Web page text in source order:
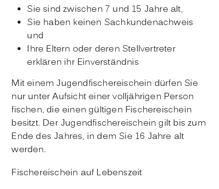
Sie sind zwischen 7 und 15 Jahre alt,
Sie haben keinen Sachkundenachweis
und
Ihre Eltern oder deren Stellvertreter
erklären ihr Einverständnis
Mit einem Jugendfischereischein dürfen Sie
nur unter Aufsicht einer volljährigen Person
fischen, die einen gültigen Fischereischein
besitzt. Der Jugendfischereischein gilt bis zum
Ende des Jahres, in dem Sie 16 Jahre alt
werden.
Fischereischein auf Lebenszeit